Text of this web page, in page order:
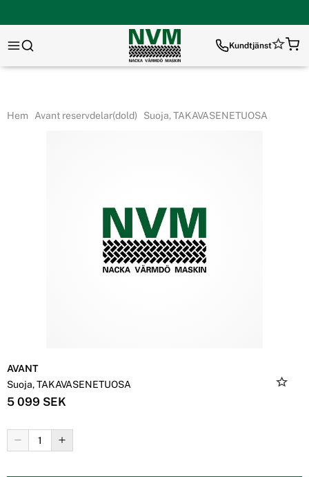
Kundtjänst
Hem Avant reservdelar(dold) Suoja, TAKAVASENETUOSA
AVANT
Suoja, TAKAVASENETUOSA
5 099 SEK